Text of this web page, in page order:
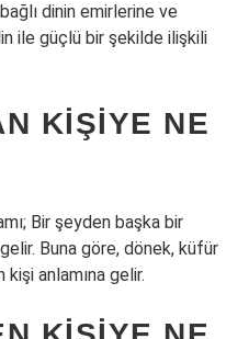
dinin emirlerine ve
ile güçlü bir şekilde ilişkili
KIŞIYE NE
Bir şeyden başka bir
Buna göre, dönek, küfür
anlamına gelir.